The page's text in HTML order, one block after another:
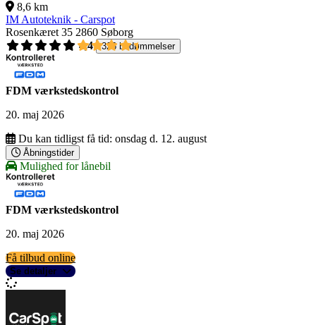
8,6 km
IM Autoteknik - Carspot
Rosenkæret 35 2860 Søborg
4,4
326 bedømmelser
FDM værkstedskontrol
20. maj 2026
Du kan tidligst få tid: onsdag d. 12. august
Åbningstider
Mulighed for lånebil
FDM værkstedskontrol
20. maj 2026
Få tilbud online
Se detaljer